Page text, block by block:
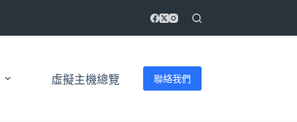
虛擬主機總覽 聯絡我們